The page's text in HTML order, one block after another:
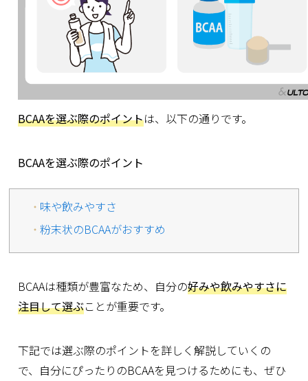
BCAAを選ぶ際のポイントは、以下の通りです。
BCAAを選ぶ際のポイント
味や飲みやすさ
粉末状のBCAAがおすすめ
BCAAは種類が豊富なため、自分の好みや飲みやすさに
注目して選ぶことが重要です。
下記では選ぶ際のポイントを詳しく解説していくの
で、自分にぴったりのBCAAを見つけるためにも、ぜひ